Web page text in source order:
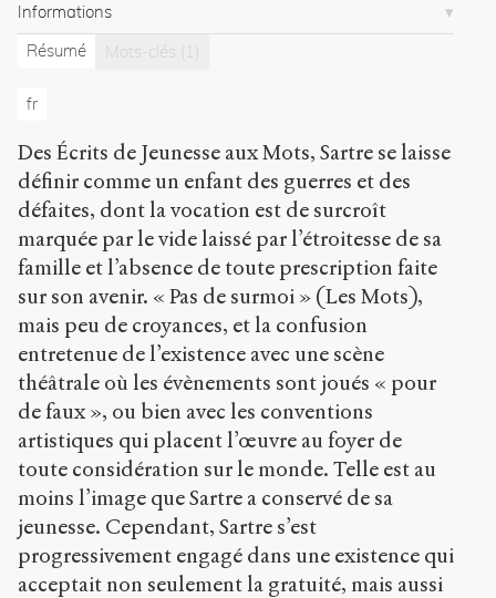
Wormser,
Gérard
l'histoire.
2005.
Sens
public.
h
t
t
:
/
/
e
n
s
-
p
u
b
l
Informations
Résumé
Mots-clés (1)
fr
Des Écrits de Jeunesse aux Mots, Sartre se laisse
définir comme un enfant des guerres et des
défaites, dont la vocation est de surcroît
marquée par le vide laissé par l’étroitesse de sa
famille et l’absence de toute prescription faite
sur son avenir. « Pas de surmoi » (Les Mots),
mais peu de croyances, et la confusion
entretenue de l’existence avec une scène
théâtrale où les évènements sont joués « pour
de faux », ou bien avec les conventions
artistiques qui placent l’œuvre au foyer de
toute considération sur le monde. Telle est au
moins l’image que Sartre a conservé de sa
jeunesse. Cependant, Sartre s’est
progressivement engagé dans une existence qui
acceptait non seulement la gratuité, mais aussi